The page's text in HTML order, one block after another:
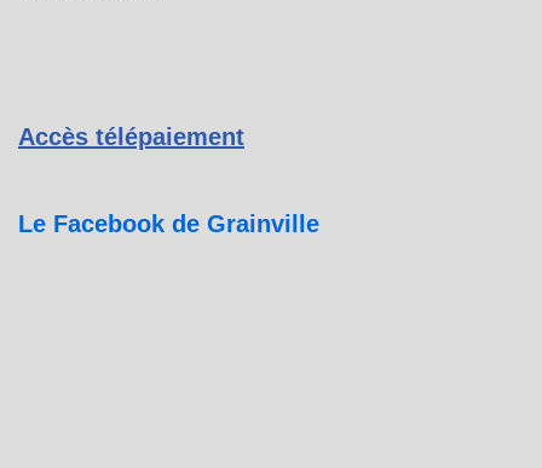
Accès télépaiement
Le Facebook de Grainville